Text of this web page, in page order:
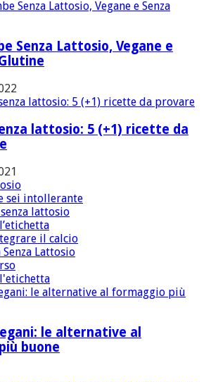
Senza Lattosio, Vegane e
lattosio: 5 (+1) ricette da
sei intollerante
lattosio
il calcio
Senza Lattosio
le alternative al
buone